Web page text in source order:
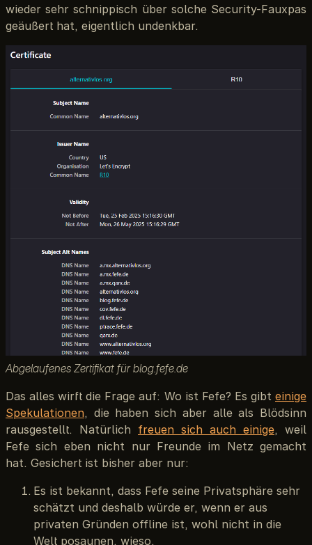
wieder sehr schnippisch über solche Security-Fauxpas
geäußert hat, eigentlich undenkbar.
Abgelaufenes Zertifikat für blog.fefe.de
Das alles wirft die Frage auf: Wo ist Fefe? Es gibt einige
Spekulationen, die haben sich aber alle als Blödsinn
rausgestellt. Natürlich freuen sich auch einige, weil
Fefe sich eben nicht nur Freunde im Netz gemacht
hat. Gesichert ist bisher aber nur:
Es ist bekannt, dass Fefe seine Privatsphäre sehr
schätzt und deshalb würde er, wenn er aus
privaten Gründen offline ist, wohl nicht in die
Welt posaunen, wieso.